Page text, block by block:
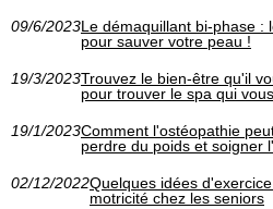
09/6/2023Le démaquillant bi-phase :
pour sauver votre peau !
19/3/2023Trouvez le bien-être qu'il
pour trouver le spa qui
19/1/2023Comment l'ostéopathie
perdre du poids et soigner
02/12/2022Quelques idées
motricité chez les seniors